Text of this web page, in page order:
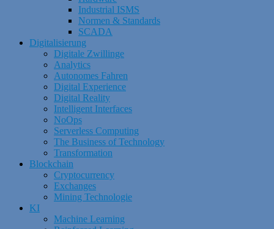
Industrial ISMS
Normen & Standards
SCADA
Digitalisierung
Digitale Zwillinge
Analytics
Autonomes Fahren
Digital Experience
Digital Reality
Intelligent Interfaces
NoOps
Serverless Computing
The Business of Technology
Transformation
Blockchain
Cryptocurrency
Exchanges
Mining Technologie
KI
Machine Learning